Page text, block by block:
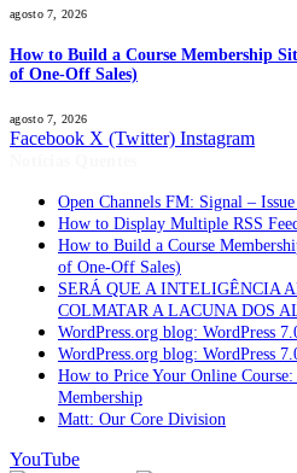
agosto 7, 2026
How to Build a Course Membership
of One-Off Sales)
agosto 7, 2026
Facebook X (Twitter) Instagram
Open Channels FM: Signal –
How to Display Multiple RSS
How to Build a Course
of One-Off Sales)
SERÁ QUE A INTELIGÊNCIA
COLMATAR A LACUNA DOS
WordPress.org blog: WordPress
WordPress.org blog: WordPress
How to Price Your Online
Membership
Matt: Our Core Division
YouTube